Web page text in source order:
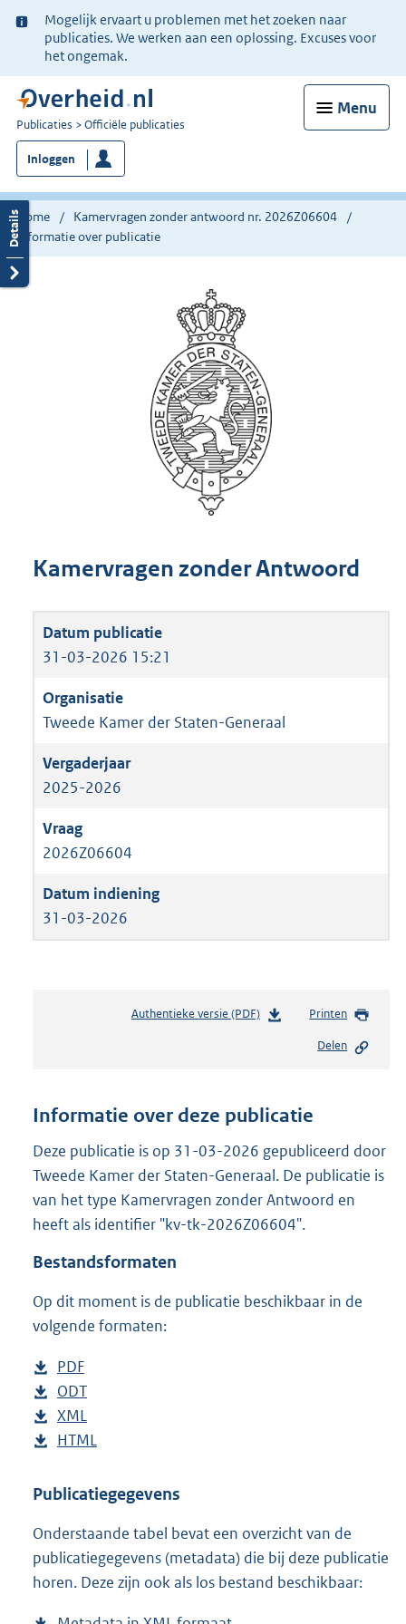
Ter
informatie:
Mogelijk ervaart u problemen met het zoeken naar
publicaties. We werken aan een oplossing. Excuses voor
het ongemak.
Menu
U
bent
nu
hier:
Publicaties Officiële publicaties
Inloggen
Home
Kamervragen zonder antwoord nr. 2026Z06604
Informatie over publicatie
Kamervragen zonder Antwoord
31-03-2026 15:21
Tweede Kamer der Staten-Generaal
2025-2026
2026Z06604
31-03-2026
Authentieke versie (PDF)b
n
s
r
o
o
:
Printen
Delen
Informatie over deze publicatie
Deze publicatie is op 31-03-2026 gepubliceerd door
Tweede Kamer der Staten-Generaal. De publicatie is
van het type Kamervragen zonder Antwoord en
heeft als identifier "kv-tk-2026Z06604".
Bestandsformaten
Op dit moment is de publicatie beschikbaar in de
volgende formaten:
D
o
w
n
o
d
p
u
PDF
e
s
t
n
s
g
r
D
o
w
l
a
d
p
ODT
s
a
d
s
g
D
o
n
o
a
d
XML
e
t
n
d
s
D
w
l
o
a
HTML
s
a
n
d
Publicatiegegevens
Onderstaande tabel bevat een overzicht van de
publicatiegegevens (metadata) die bij deze publicatie
horen. Deze zijn ook als los bestand beschikbaar: